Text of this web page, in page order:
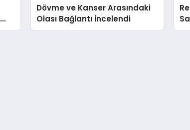
Dövme ve Kanser Arasındaki
Olası Bağlantı İncelendi